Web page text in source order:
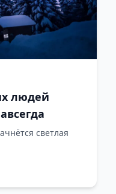
людей
светлая